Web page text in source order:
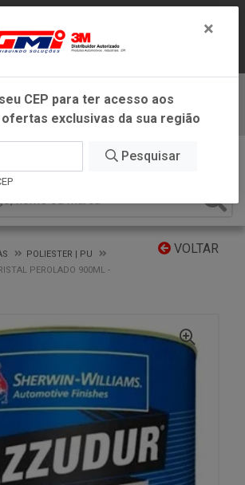
DENTRO DO ESTADO DE
MINAS GERAIS.
Baixe já nosso APP
VOLTAR
POLIESTER | PU
PEROLADO 900ML -
×
CEP para ter acesso aos
exclusivas da sua região
Pesquisar